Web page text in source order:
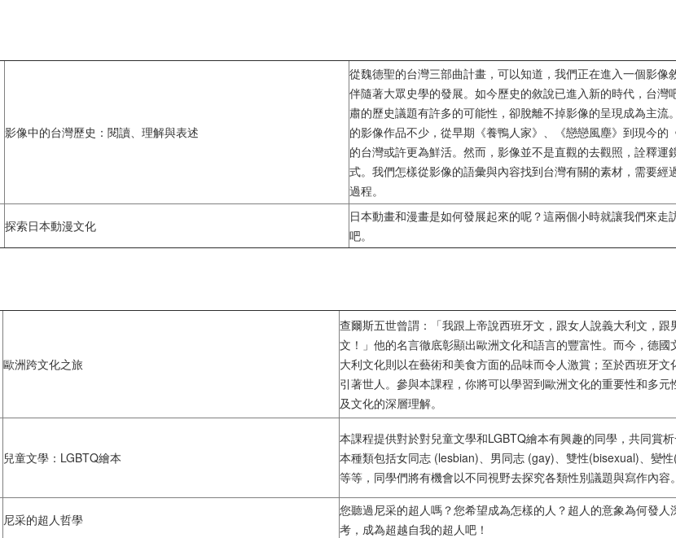
影像中的台灣歷史：閱讀、理解與表述
從魏德聖的台灣三部曲計畫，可以知道，我們正在進入一個影像
伴隨著大眾史學的發展。如今歷史的敘說已進入新的時代，台灣
肅的歷史議題有許多的可能性，卻脫離不掉影像的呈現成為主流
的影像作品不少，從早期《養鴨人家》、《戀戀風塵》到現今的
的台灣或許更為鮮活。然而，影像並不是直觀的去觀照，詮釋運
式。我們怎樣從影像的語彙與內容找到台灣有關的素材，需要經
過程。
探索日本動漫文化
日本動畫和漫畫是如何發展起來的呢？這兩個小時就讓我們來走
吧。
歐洲跨文化之旅
查爾斯五世曾謂：「我跟上帝說西班牙文，跟女人說義大利文，
文！」他的名言徹底彰顯出歐洲文化和語言的豐富性。而今，德
大利文化則以在藝術和美食方面的品味而令人激賞；至於西班牙
引著世人。參與本課程，你將可以學習到歐洲文化的重要性和多
及文化的深層理解。
兒童文學：LGBTQ繪本
本課程提供對於對兒童文學和LGBTQ繪本有興趣的同學，共同賞
本種類包括女同志 (lesbian)、男同志 (gay)、雙性(bisexual)、變
等等，同學們將有機會以不同視野去探究各類性別議題與寫作內容
尼采的超人哲學
您聽過尼采的超人嗎？您希望成為怎樣的人？超人的意象為何發
考，成為超越自我的超人吧！